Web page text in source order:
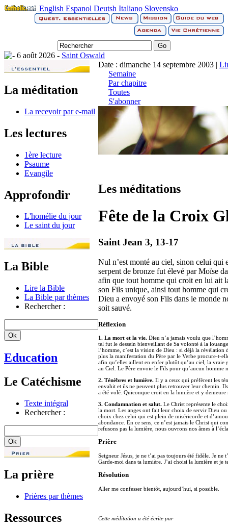
English Espanol Deutsh Italiano Slovensko
6 août 2026 - Saint Oswald
La méditation
La recevoir par e-mail
Les lectures
1ère lecture
Psaume
Evangile
Approfondir
L'homélie du jour
Le saint du jour
La Bible
Lire la Bible
La Bible par thèmes
Rechercher :
Education
Le Catéchisme
Texte intégral
Rechercher :
La prière
Prières par thèmes
Ressources
Date : dimanche 14 septembre 2003 |
Semaine
Par chapitre
Toutes
S'abonner
Les méditations
Fête de la Croix
Saint Jean 3, 13-17
Nul n’est monté au ciel, sinon celui qui
serpent de bronze fut élevé par Moïse
afin que tout homme qui croit en lui ait
son Fils unique, ainsi tout homme qui
Dieu a envoyé son Fils dans le monde
soit sauvé.
Réflexion
1. La mort et la vie. Dieu n’a jamais voulu que
tel fut le dessein bienveillant de Sa volonté à la
l’homme, c’est la vision de Dieu : si déjà la
plus la manifestation du Père par le Verbe procure-t-
afin qu’elles aillent en enfer plutôt qu’au ciel, la vraie
au Ciel. Le Père envoie le Fils pour qu’aucun homme
2. Ténèbres et lumière. Il y a ceux qui préfèrent les
envahit et ils ne peuvent plus retrouver leur chemin.
a été volé. Quiconque croit en la lumière et y demeure
3. Condamnation et salut. Le Christ représente le
la mort. Les anges ont fait leur choix de servir Dieu
choix chez celui qui est plein de miséricorde et
abondance. En ce sens, ce n’est jamais le Christ qui
refusons pas la lumière, nous ouvrons nos âmes à
Prière
Seigneur Jésus, je ne t’ai pas toujours été fidèle. Je
Garde-moi dans ta lumière. J’ai choisi la lumière et je
Résolution
Aller me confesser bientôt, aujourd’hui, si possible.
Cette méditation a été écrite par